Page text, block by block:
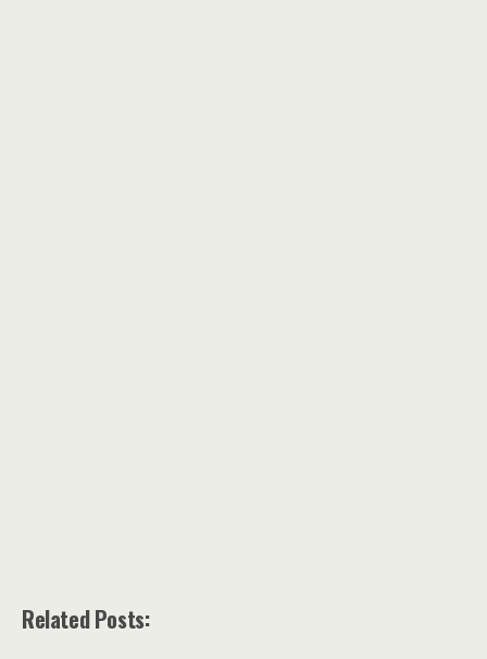
Related Posts: